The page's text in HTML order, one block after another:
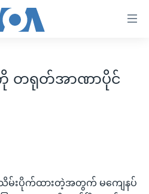
တရုတ်အာဏာပိုင်
ပိုက်ထားတဲ့အတွက် မကျေနပ်